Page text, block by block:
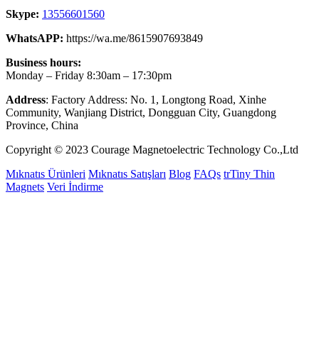
Skype: 13556601560
WhatsAPP: https://wa.me/8615907693849
Business hours:
Monday – Friday 8:30am – 17:30pm
Address: Factory Address: No. 1, Longtong Road, Xinhe
Community, Wanjiang District, Dongguan City, Guangdong
Province, China
Copyright © 2023 Courage Magnetoelectric Technology Co.,Ltd
Mıknatıs Ürünleri Mıknatıs Satışları Blog FAQs trTiny Thin
Magnets Veri İndirme